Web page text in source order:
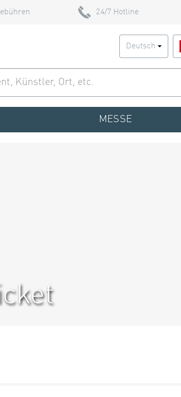
24/7 Hotline
Deutsch
MESSE